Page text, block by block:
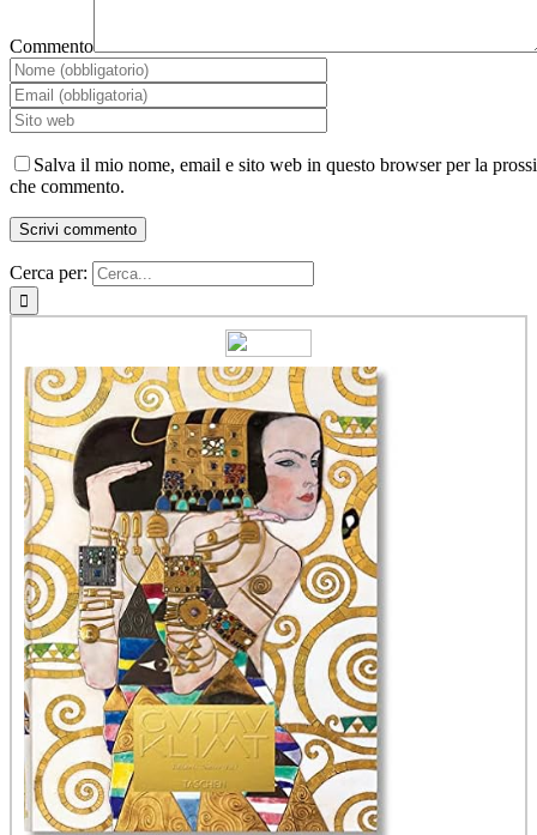
Commento
Salva il mio nome, email e sito web in questo browser per la
che commento.
Cerca per: